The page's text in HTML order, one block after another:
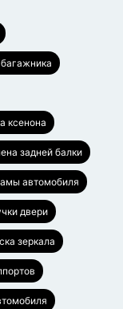
ксенона
задней балки
автомобиля
двери
зеркала